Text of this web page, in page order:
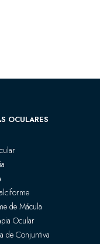
OCULARES
de Mácula
Ocular
de Conjuntiva